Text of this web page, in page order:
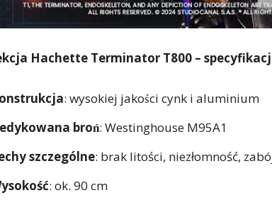
Hachette Terminator T800 –
: wysokiej jakości cynk i aluminium
broń: Westinghouse M95A1
szczególne: brak litości, niezłomność,
: ok. 90 cm